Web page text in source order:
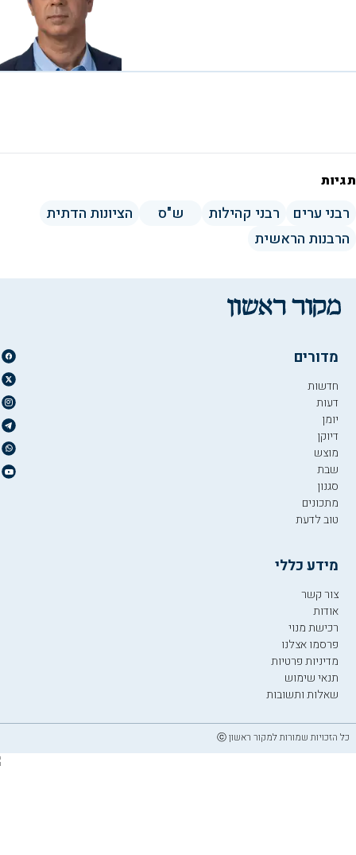
תגיות
רבני ערים רבני קהילות ש"ס
הציונות הדתית
הרבנות הראשית
מדורים
חדשות
דעות
יומן
דיוקן
מוצש
שבת
סגנון
מתכונים
טוב לדעת
מידע כללי
צור קשר
אודות
רכישת מנוי
פרסמו אצלנו
מדיניות פרטיות
תנאי שימוש
שאלות ותשובות
כל הזכויות שמורות למקור ראשון ⓒ